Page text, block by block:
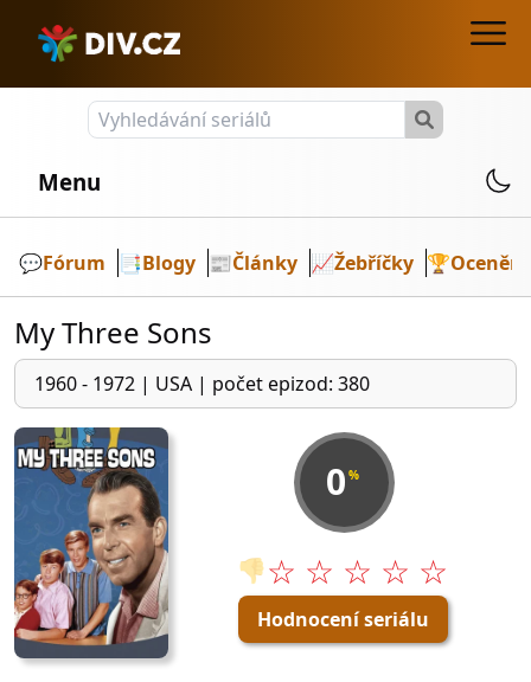
Menu
💬️Fórum 📑Blogy 📰Články 📈Žebříčky 🏆Ocenění
My Three Sons
1960 - 1972 | USA | počet epizod: 380
0 %
👎☆ ☆ ☆ ☆ ☆
Hodnocení seriálu